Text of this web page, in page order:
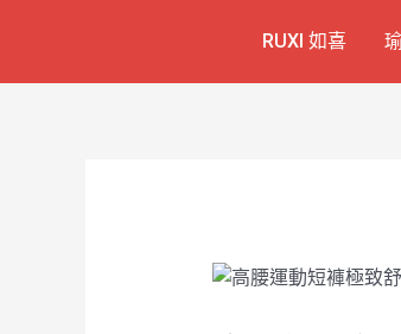
RUXI 如喜